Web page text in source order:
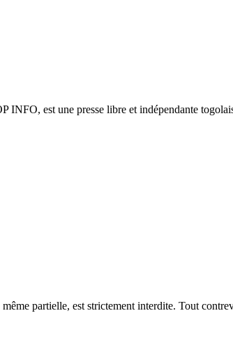
est une presse libre et indépendante
partielle, est strictement interdite. Tout